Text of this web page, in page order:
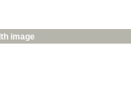
image